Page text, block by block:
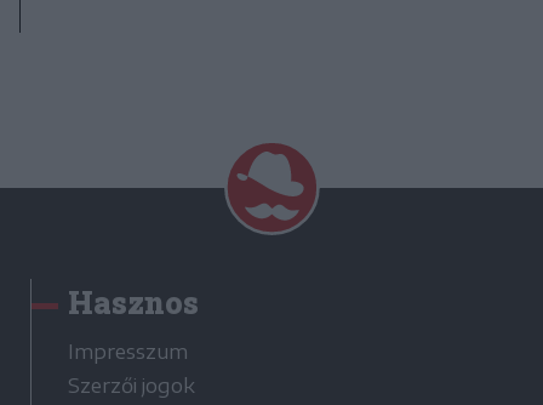
Hasznos
Impresszum
Szerzői jogok